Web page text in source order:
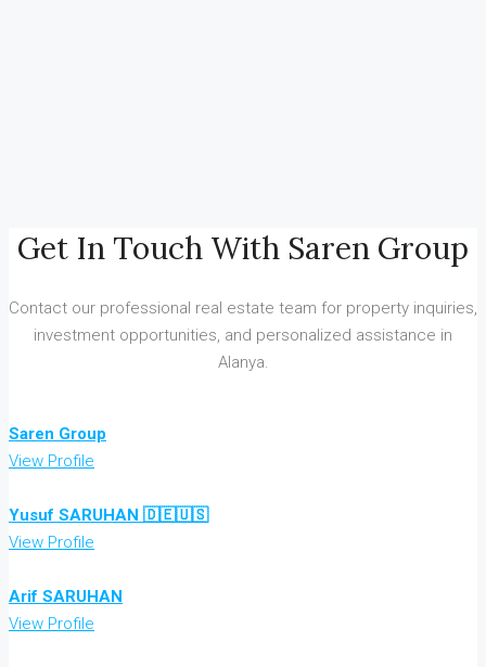
Get In Touch With Saren Group
Contact our professional real estate team for property inquiries,
investment opportunities, and personalized assistance in
Alanya.
Saren Group
View Profile
Yusuf SARUHAN 🇩🇪🇺🇸
View Profile
Arif SARUHAN
View Profile